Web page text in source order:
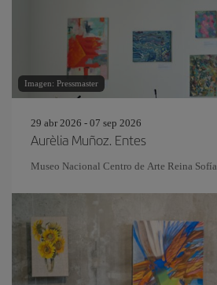
Imagen: Pressmaster
29 abr 2026 - 07 sep 2026
Aurèlia Muñoz. Entes
Museo Nacional Centro de Arte Reina